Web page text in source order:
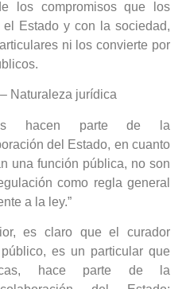
los compromisos que los
Estado y con la sociedad,
ni los convierte por
Naturaleza jurídica
hacen parte de la
del Estado, en cuanto
una función pública, no son
como regla general
a la ley.”
es claro que el curador
es un particular que
hace parte de la